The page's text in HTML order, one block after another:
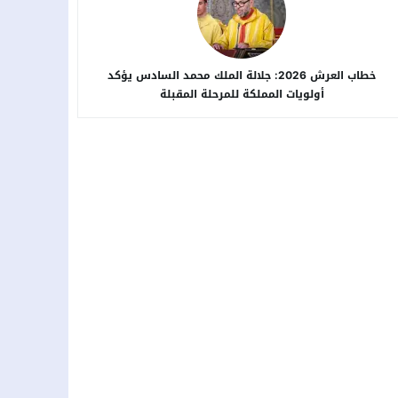
خطاب العرش 2026: جلالة الملك محمد السادس يؤكد
أولويات المملكة للمرحلة المقبلة